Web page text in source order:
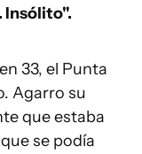
Insólito".
33, el Punta
Agarro su
que estaba
se podía